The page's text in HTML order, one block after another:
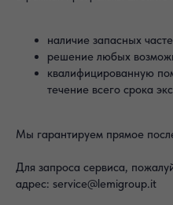
наличие запасных
решение любых
квалифицированную
течение всего срока
Мы гарантируем прямое
Для запроса сервиса,
адрес: service@lemigroup.it